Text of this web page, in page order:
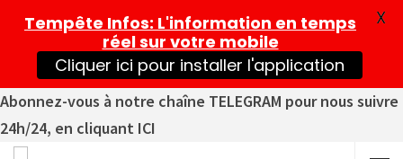
Abonnez-vous à notre chaîne TELEGRAM pour nous suivre
24h/24, en cliquant ICI
Tempête Infos: L'information en temps
réel sur votre mobile
Cliquer ici pour installer l'application
X